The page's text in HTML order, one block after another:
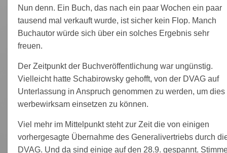
Nun denn. Ein Buch, das nach ein paar Wochen ein paar
tausend mal verkauft wurde, ist sicher kein Flop. Manch
Buchautor würde sich über ein solches Ergebnis sehr
freuen.
Der Zeitpunkt der Buchveröffentlichung war ungünstig.
Vielleicht hatte Schabirowsky gehofft, von der DVAG auf
Unterlassung in Anspruch genommen zu werden, um dies
werbewirksam einsetzen zu können.
Viel mehr im Mittelpunkt steht zur Zeit die von einigen
vorhergesagte Übernahme des Generalivertriebs durch
DVAG. Und da sind einige auf den 28.9. gespannt.